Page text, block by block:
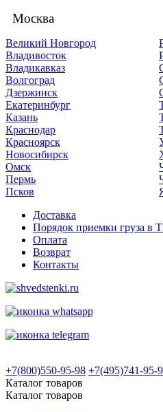
Москва
Великий Новгород
Владивосток
Владикавказ
Волгоград
Дзержинск
Екатеринбург
Казань
Краснодар
Красноярск
Новосибирск
Омск
Пермь
Псков
Доставка
Порядок приемки груза в
Оплата
Возврат
Контакты
+7(800)550-95-98 +7(495)741-95-
Каталог товаров
Каталог товаров